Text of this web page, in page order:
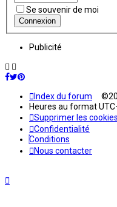
Se souvenir de moi
Publicité
Index du forum
Heures au format
Supprimer les cookies
Confidentialité
Conditions
Nous contacter